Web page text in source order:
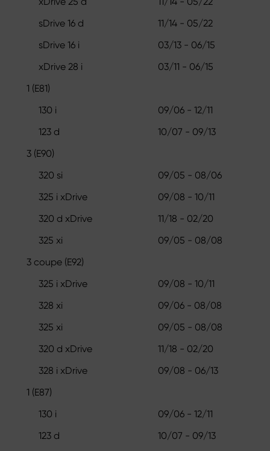
sDrive 16 d
11/14 - 05/22
sDrive 16 i
03/13 - 06/15
xDrive 28 i
03/11 - 06/15
1 (E81)
130 i
09/06 - 12/11
123 d
10/07 - 09/13
3 (E90)
320 si
09/05 - 08/06
325 i xDrive
09/08 - 10/11
320 d xDrive
11/18 - 02/20
325 xi
09/05 - 08/08
3 coupe (E92)
325 i xDrive
09/08 - 10/11
328 xi
09/06 - 08/08
325 xi
09/05 - 08/08
320 d xDrive
11/18 - 02/20
328 i xDrive
09/08 - 06/13
1 (E87)
130 i
09/06 - 12/11
123 d
10/07 - 09/13